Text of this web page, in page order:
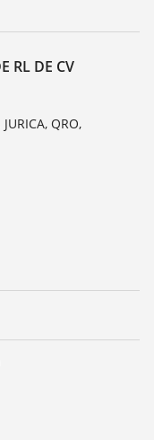
RL DE CV
QRO,